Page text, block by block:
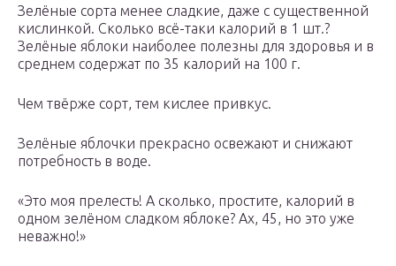
Зелёные сорта менее сладкие, даже с существенной
кислинкой. Сколько всё-таки калорий в 1 шт.?
Зелёные яблоки наиболее полезны для здоровья и в
среднем содержат по 35 калорий на 100 г.
Чем твёрже сорт, тем кислее привкус.
Зелёные яблочки прекрасно освежают и снижают
потребность в воде.
«Это моя прелесть! А сколько, простите, калорий в
одном зелёном сладком яблоке? Ах, 45, но это уже
неважно!»